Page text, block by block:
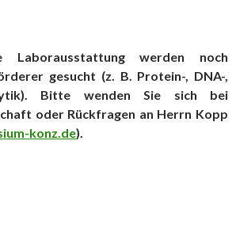
werden noch
gesucht (z. B. Protein-, DNA-,
Bitte wenden Sie sich bei
oder Rückfragen an Herrn Kopp
konz.de).